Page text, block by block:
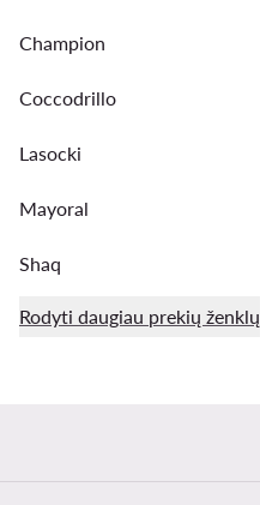
Champion
Coccodrillo
Lasocki
Mayoral
Shaq
Rodyti daugiau prekių ženklų